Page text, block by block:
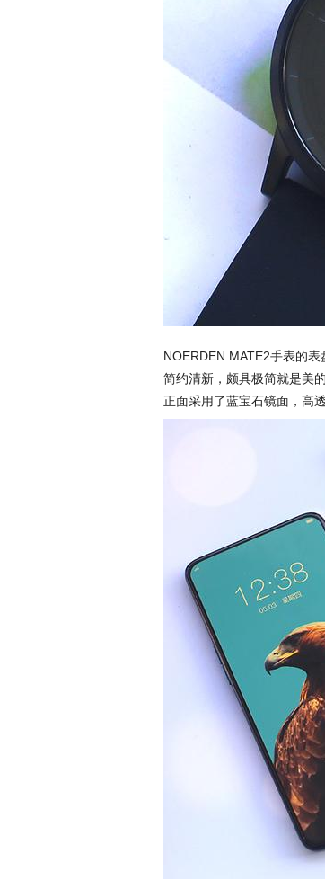
NOERDEN MATE2手表的
简约清新，颇具极简就是美
正面采用了蓝宝石镜面，高